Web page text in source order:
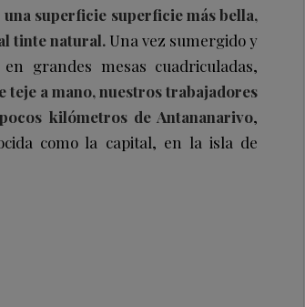
superficie superficie más bella,
tinte natural. Una vez sumergido y
grandes mesas cuadriculadas,
teje a mano, nuestros trabajadores
kilómetros de Antananarivo,
como la capital, en la isla de